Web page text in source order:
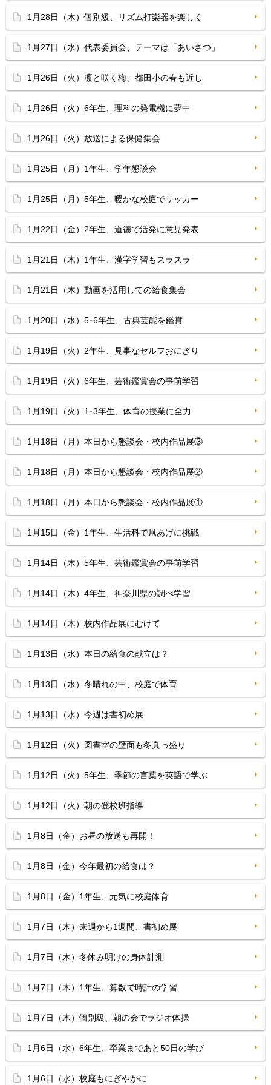
1月28日（木）個別級、リズム打楽器を楽しく
1月27日（水）代表委員会、テーマは「あいさつ」
1月26日（火）凛と咲く梅、都田小の春も近し
1月26日（火）6年生、理科の発電機に夢中
1月26日（火）放送による保健集会
1月25日（月）1年生、学年懇談会
1月25日（月）5年生、暖かな校庭でサッカー
1月22日（金）2年生、道徳で活発に意見発表
1月21日（木）1年生、漢字学習もスラスラ
1月21日（木）動画を活用しての給食集会
1月20日（水）5･6年生、古典芸能を鑑賞
1月19日（火）2年生、見事なセルフおにぎり
1月19日（火）6年生、芸術鑑賞会の事前学習
1月19日（火）1･3年生、体育の授業に全力
1月18日（月）本日から懇談会・校内作品展③
1月18日（月）本日から懇談会・校内作品展②
1月18日（月）本日から懇談会・校内作品展①
1月15日（金）1年生、生活科で凧あげに挑戦
1月14日（木）5年生、芸術鑑賞会の事前学習
1月14日（木）4年生、神奈川県の調べ学習
1月14日（木）校内作品展にむけて
1月13日（水）本日の給食の献立は？
1月13日（水）冬晴れの中、校庭で体育
1月13日（水）今週は書初め展
1月12日（火）図書室の壁面も冬真っ盛り
1月12日（火）5年生、季節の言葉を英語で学ぶ
1月12日（火）朝の登校班指導
1月8日（金）お昼の放送も再開！
1月8日（金）今年最初の給食は？
1月8日（金）1年生、元気に校庭体育
1月7日（木）来週から1週間、書初め展
1月7日（木）冬休み明けの身体計測
1月7日（木）1年生、算数で時計の学習
1月7日（木）個別級、朝の会でラジオ体操
1月6日（水）6年生、卒業まであと50日の学び
1月6日（水）校庭もにぎやかに